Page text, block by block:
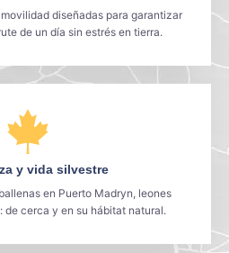
diseñadas para garantizar
de un día sin estrés en tierra.
y vida silvestre
en Puerto Madryn, leones
de cerca y en su hábitat natural.